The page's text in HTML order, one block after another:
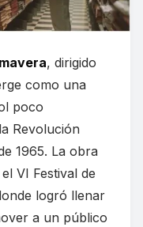
, dirigido
como una
poco
Revolución
1965. La obra
VI Festival de
logró llenar
a un público